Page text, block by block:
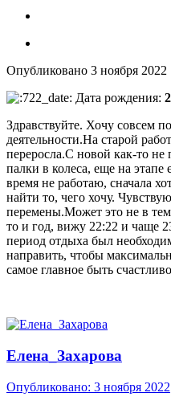
Опубликовано 3 ноября 2022
Дата рождения:
Здравствуйте. Хочу совсем
деятельности.На старой
переросла.С новой как-то не
палки в колеса, еще на
время не работаю, сначала
найти то, чего хочу.
перемены.Может это не в
то и год, вижу 22:22 и чаще
период отдыха был
направить, чтобы
самое главное быть
Елена_Захарова
Опубликовано: 3 ноября 2022